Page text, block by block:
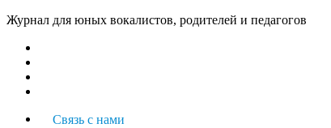
Журнал для юных вокалистов, родителей и педагогов
Связь с нами